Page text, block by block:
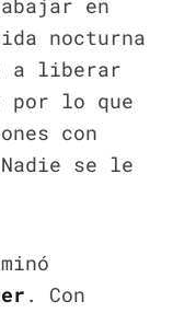
en
nocturna
a liberar
por lo que
con
se le
. Con